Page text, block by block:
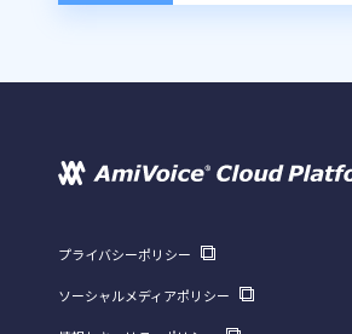
プライバシーポリシー
ソーシャルメディアポリシー